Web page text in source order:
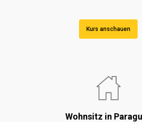
Kurs anschauen
Wohnsitz in